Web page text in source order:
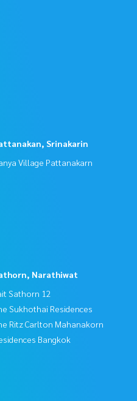
Srinakarin
Village Pattanakarn
Narathiwat
Sathorn 12
Sukhothai Residences
Ritz Carlton Mahanakorn
Bangkok